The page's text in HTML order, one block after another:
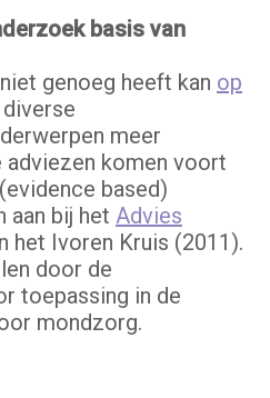
basis van
genoeg heeft kan op
meer
adviezen komen voort
based)
aan bij het Advies
het Ivoren Kruis (2011).
door de
toepassing in de
mondzorg.